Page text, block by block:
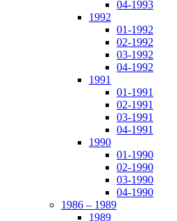
04-1993
1992
01-1992
02-1992
03-1992
04-1992
1991
01-1991
02-1991
03-1991
04-1991
1990
01-1990
02-1990
03-1990
04-1990
1986 – 1989
1989